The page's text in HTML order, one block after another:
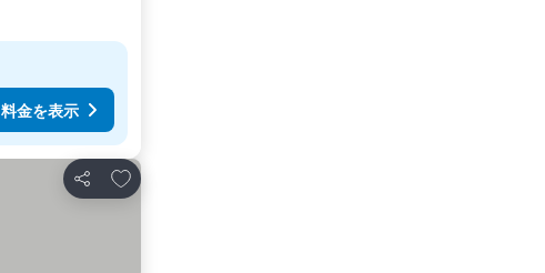
料金を表示
シェア
お気に入りに追加